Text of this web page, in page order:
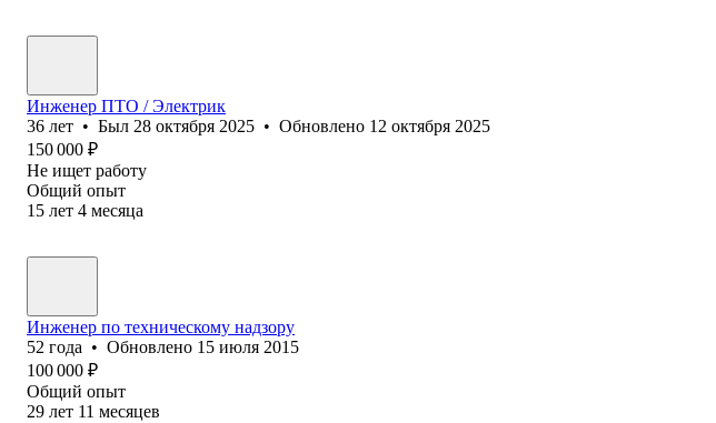
Инженер ПТО / Электрик
36 лет • Был 28 октября 2025 • Обновлено 12 октября 2025
150 000 ₽
Не ищет работу
Общий опыт
15 лет 4 месяца
Инженер по техническому надзору
52 года • Обновлено 15 июля 2015
100 000 ₽
Общий опыт
29 лет 11 месяцев